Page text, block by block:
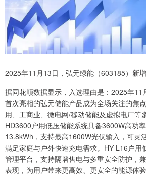
2025年11月13日，弘元绿能（603185）新增
据同花顺数据显示，入选理由是：2025年11
首次亮相的弘元储能产品成为全场关注的焦
用、工商业、微电网/移动储能及虚拟电厂等
HD3600户用低压储能系统具备3600W高功
13.8kWh，支持最高1600W光伏输入，可灵
满足家庭与户外快速充电需求。HY-L16户用
管理平台，支持隔墙售电与多重安全防护，
表现，为用户带来更高效、更安全的能源体验